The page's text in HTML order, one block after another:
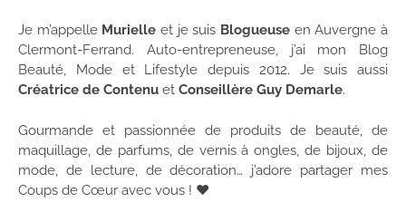
Je m’appelle Murielle et je suis Blogueuse en Auvergne à
Clermont-Ferrand. Auto-entrepreneuse, j’ai mon Blog
Beauté, Mode et Lifestyle depuis 2012. Je suis aussi
Créatrice de Contenu et Conseillère Guy Demarle.
Gourmande et passionnée de produits de beauté, de
maquillage, de parfums, de vernis à ongles, de bijoux, de
mode, de lecture, de décoration… j’adore partager mes
Coups de Cœur avec vous ! ♥